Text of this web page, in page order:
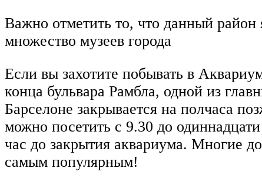
Важно отметить то, что данный
множество музеев города
Если вы захотите побывать в
конца бульвара Рамбла, одной из
Барселоне закрывается на полчаса
можно посетить с 9.30 до
час до закрытия аквариума. Многие
самым популярным!